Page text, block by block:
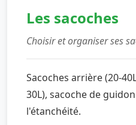
Les sacoches
Choisir et organiser ses
Sacoches arrière (20-
30L), sacoche de
l'étanchéité.